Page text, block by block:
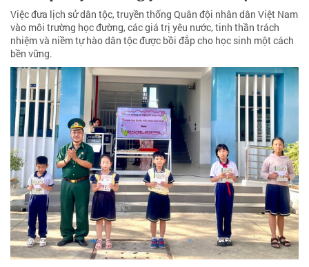
Việc đưa lịch sử dân tộc, truyền thống Quân đội nhân dân Việt Nam
vào môi trường học đường, các giá trị yêu nước, tinh thần trách
nhiệm và niềm tự hào dân tộc được bồi đắp cho học sinh một cách
bền vững.